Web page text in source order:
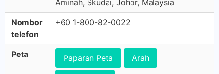
Aminah, Skudai, Johor, Malaysia
Nombor
telefon
+60 1-800-82-0022
Peta Paparan Peta Arah